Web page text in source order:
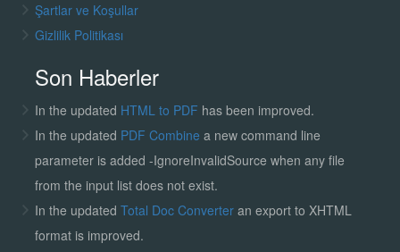
Şartlar ve Koşullar
Gizlilik Politikası
Son Haberler
In the updated HTML to PDF has been improved.
In the updated PDF Combine a new command line
parameter is added -IgnoreInvalidSource when any file
from the input list does not exist.
In the updated Total Doc Converter an export to XHTML
format is improved.